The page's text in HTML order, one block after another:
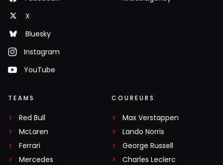
X
Bluesky
Instagram
YouTube
TEAMS
Red Bull
McLaren
Ferrari
Mercedes
COUREURS
Max Verstappen
Lando Norris
George Russell
Charles Leclerc